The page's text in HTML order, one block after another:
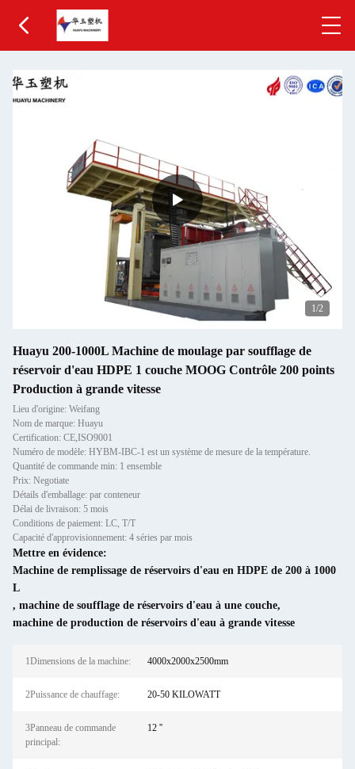
1/2
Huayu 200-1000L Machine de moulage par soufflage de
réservoir d'eau HDPE 1 couche MOOG Contrôle 200 points
Production à grande vitesse
Lieu d'origine: Weifang
Nom de marque: Huayu
Certification: CE,ISO9001
Numéro de modèle: HYBM-IBC-1 est un système de mesure de la température.
Quantité de commande min: 1 ensemble
Prix: Negotiate
Détails d'emballage: par conteneur
Délai de livraison: 5 mois
Conditions de paiement: LC, T/T
Capacité d'approvisionnement: 4 séries par mois
Mettre en évidence:
Machine de remplissage de réservoirs d'eau en HDPE de 200 à 1000
L
, machine de soufflage de réservoirs d'eau à une couche,
machine de production de réservoirs d'eau à grande vitesse
1Dimensions de la machine: 4000x2000x2500mm
2Puissance de chauffage: 20-50 KILOWATT
3Panneau de commande
principal:
12 ''